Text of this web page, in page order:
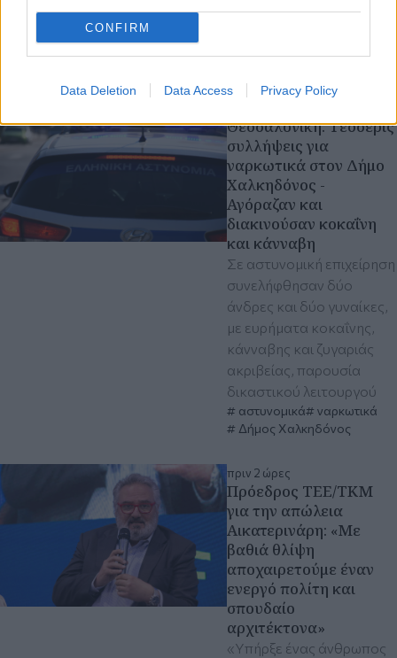
CONFIRM
Data Deletion Data Access Privacy Policy
Θεσσαλονίκη: Τέσσερις
συλλήψεις για
ναρκωτικά στον Δήμο
Χαλκηδόνος -
Αγόραζαν και
διακινούσαν κοκαΐνη
και κάνναβη
Σε αστυνομική επιχείρηση
συνελήφθησαν δύο
άνδρες και δύο γυναίκες,
με ευρήματα κοκαΐνης,
κάνναβης και ζυγαριάς
ακριβείας, παρουσία
δικαστικού λειτουργού
αστυνομικά
ναρκωτικά
Δήμος Χαλκηδόνος
πριν 2 ώρες
Πρόεδρος ΤΕΕ/ΤΚΜ
για την απώλεια
Αικατερινάρη: «Mε
βαθιά θλίψη
αποχαιρετούμε έναν
ενεργό πολίτη και
σπουδαίο
αρχιτέκτονα»
«Υπήρξε ένας άνθρωπος